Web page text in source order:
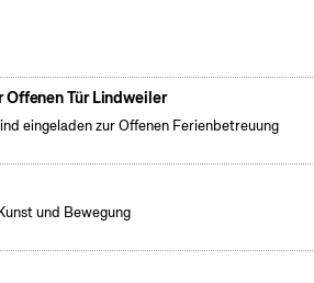
Offenen Tür Lindweiler
eingeladen zur Offenen Ferienbetreuung
und Bewegung